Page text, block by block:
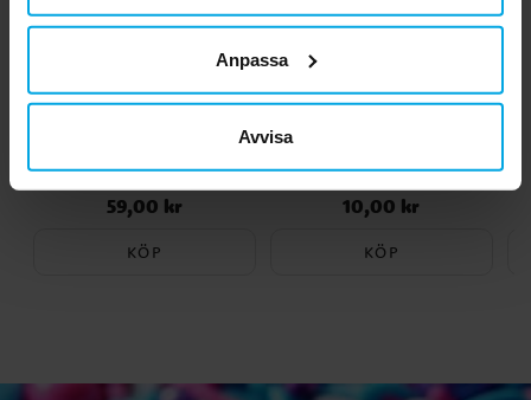
Anpassa
Avvisa
Barnrum
Pris:59,00 kr
59,00 kr
KÖP
Paw Patrol Popcornbox
Pris:10,00 kr
10,00 kr
KÖP